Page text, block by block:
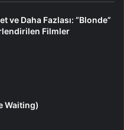
ve Daha Fazlası: “Blonde”
Filmler
Waiting)